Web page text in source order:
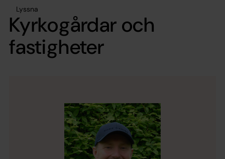
Lyssna
Kyrkogårdar och
fastigheter